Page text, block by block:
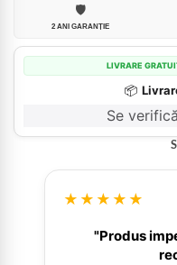
🛡️
2 ANI GARANȚIE
LIVRARE
📦
Se
★★★★★
"Produs